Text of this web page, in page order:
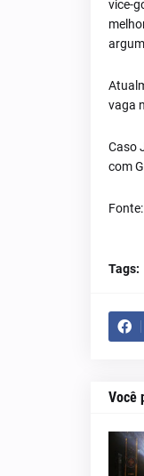
vice-
vaga
Caso
com
Fonte:
Tags:
Você